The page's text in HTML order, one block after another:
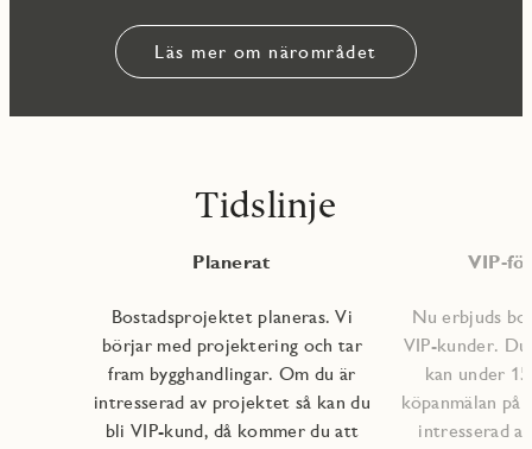
Läs mer om närområdet
Tidslinje
Planerat
Bostadsprojektet planeras. Vi
börjar med projektering och tar
fram bygghandlingar. Om du är
intresserad av projektet så kan du
bli VIP-kund, då kommer du att
VIP-
Nu erbjuds
VIP-kunder.
kan under
köpanmälan på
intresserad